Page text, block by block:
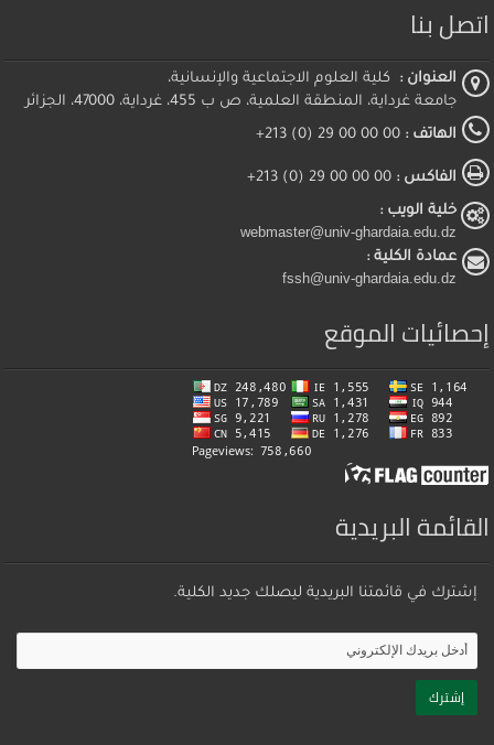
اتصل بنا
العنوان : كلية العلوم الاجتماعية والإنسانية،
جامعة غرداية، المنطقة العلمية، ص ب 455، غرداية، 47000، الجزائر
الهاتف : 00 00 00 29 (0) 213+
الفاكس : 00 00 00 29 (0) 213+
خلية الويب :
webmaster@univ-ghardaia.edu.dz
عمادة الكلية :
fssh@univ-ghardaia.edu.dz
إحصائيات الموقع
القائمة البريدية
إشترك في قائمتنا البريدية ليصلك جديد الكلية.